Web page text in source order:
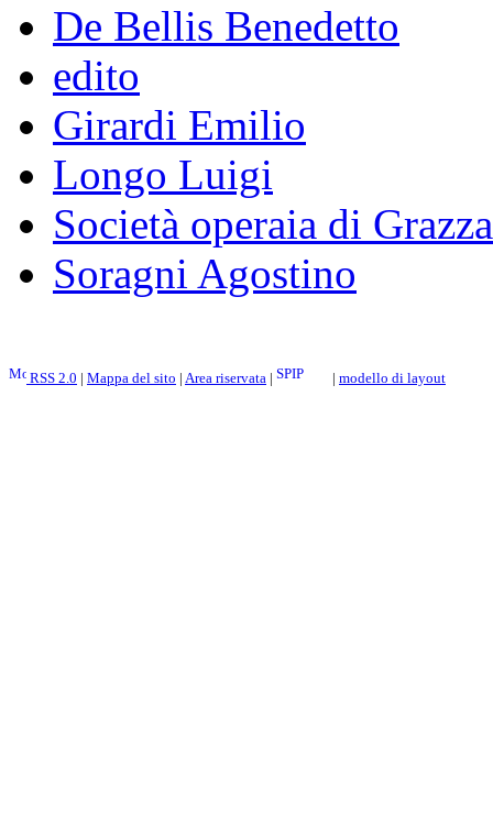
De Bellis Benedetto
edito
Girardi Emilio
Longo Luigi
Società operaia di
Soragni Agostino
RSS 2.0 | Mappa del sito | Area riservata | | modello di layout